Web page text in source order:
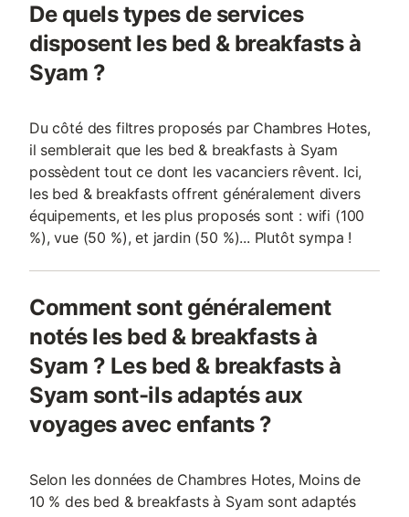
De quels types de services
disposent les bed & breakfasts à
Syam ?
Du côté des filtres proposés par Chambres Hotes,
il semblerait que les bed & breakfasts à Syam
possèdent tout ce dont les vacanciers rêvent. Ici,
les bed & breakfasts offrent généralement divers
équipements, et les plus proposés sont : wifi (100
%), vue (50 %), et jardin (50 %)... Plutôt sympa !
Comment sont généralement
notés les bed & breakfasts à
Syam ? Les bed & breakfasts à
Syam sont-ils adaptés aux
voyages avec enfants ?
Selon les données de Chambres Hotes, Moins de
10 % des bed & breakfasts à Syam sont adaptés